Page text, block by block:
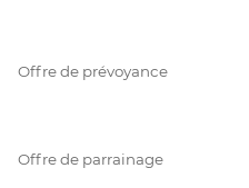
Offre de prévoyance
Offre de parrainage